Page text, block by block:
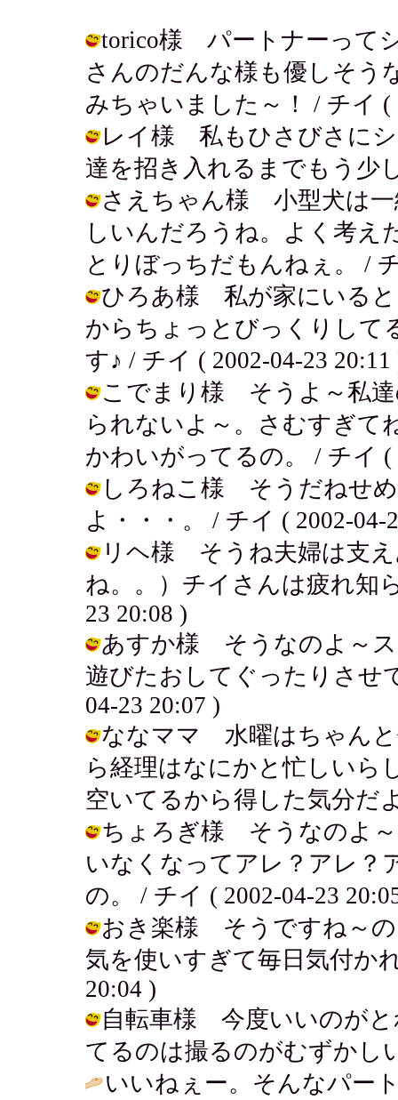
torico様 パートナーって
さんのだんな様も優しそう
みちゃいました～！ / チイ (
レイ様 私もひさびさにシ
達を招き入れるまでもう少
さえちゃん様 小型犬は一
しいんだろうね。よく考え
とりぼっちだもんねぇ。 /
ひろあ様 私が家にいると
からちょっとびっくりして
す♪ / チイ ( 2002-04-23 20:11
こでまり様 そうよ～私達
られないよ～。さむすぎて
かわいがってるの。 / チイ (
しろねこ様 そうだねせ
よ・・・。 / チイ ( 2002-04-
リヘ様 そうね夫婦は支え
ね。。）チイさんは疲れ知
23 20:08 )
あすか様 そうなのよ～ス
遊びたおしてぐったりさせ
04-23 20:07 )
ななママ 水曜はちゃんと
ら経理はなにかと忙しいら
空いてるから得した気分だ
ちょろぎ様 そうなのよ～
いなくなってアレ？アレ？
の。 / チイ ( 2002-04-23
おき楽様 そうですね～の
気を使いすぎて毎日気付か
20:04 )
自転車様 今度いいのがと
てるのは撮るのがむずかし
いいねぇー。そんなパー